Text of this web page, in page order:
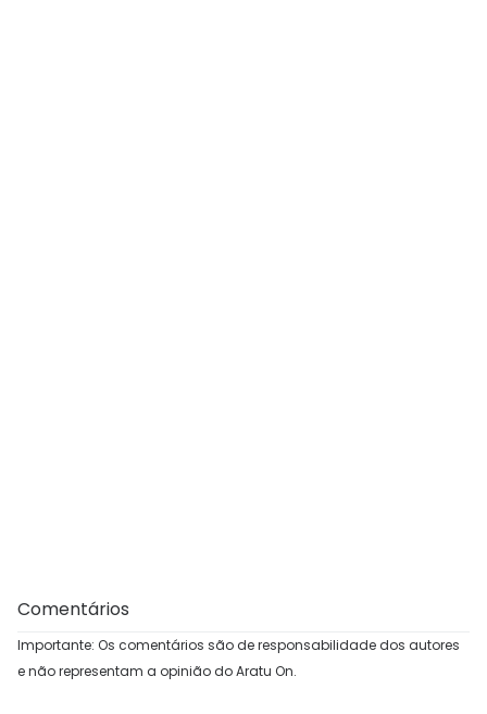
Comentários
Importante: Os comentários são de responsabilidade dos autores
e não representam a opinião do Aratu On.